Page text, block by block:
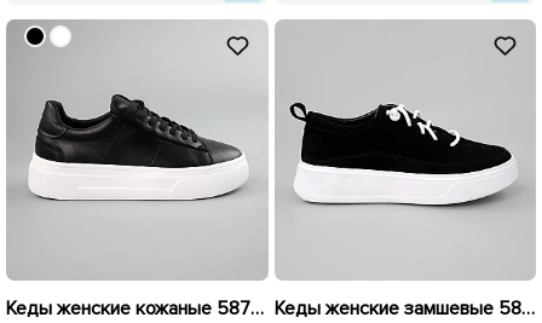
Кеды женские кожаные 587956 Черные Кеды женские замшевые 584947 Черные